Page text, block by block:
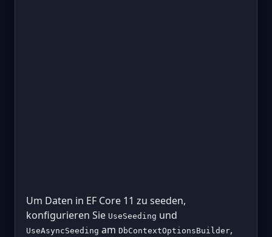
Um Daten in EF Core 11 zu seeden,
konfigurieren Sie UseSeeding und
UseAsyncSeeding am DbContextOptionsBuilder,